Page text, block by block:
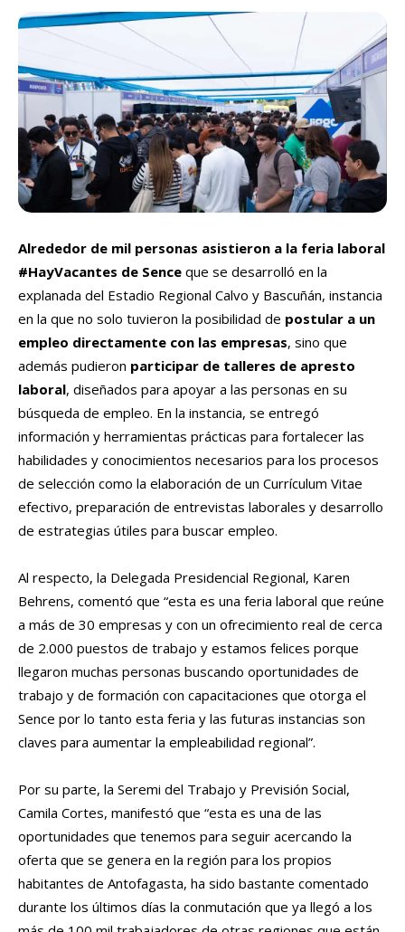
Alrededor de mil personas asistieron a la feria laboral
#HayVacantes de Sence que se desarrolló en la
explanada del Estadio Regional Calvo y Bascuñán, instancia
en la que no solo tuvieron la posibilidad de postular a un
empleo directamente con las empresas, sino que
además pudieron participar de talleres de apresto
laboral, diseñados para apoyar a las personas en su
búsqueda de empleo. En la instancia, se entregó
información y herramientas prácticas para fortalecer las
habilidades y conocimientos necesarios para los procesos
de selección como la elaboración de un Currículum Vitae
efectivo, preparación de entrevistas laborales y desarrollo
de estrategias útiles para buscar empleo.
Al respecto, la Delegada Presidencial Regional, Karen
Behrens, comentó que “esta es una feria laboral que reúne
a más de 30 empresas y con un ofrecimiento real de cerca
de 2.000 puestos de trabajo y estamos felices porque
llegaron muchas personas buscando oportunidades de
trabajo y de formación con capacitaciones que otorga el
Sence por lo tanto esta feria y las futuras instancias son
claves para aumentar la empleabilidad regional”.
Por su parte, la Seremi del Trabajo y Previsión Social,
Camila Cortes, manifestó que “esta es una de las
oportunidades que tenemos para seguir acercando la
oferta que se genera en la región para los propios
habitantes de Antofagasta, ha sido bastante comentado
durante los últimos días la conmutación que ya llegó a los